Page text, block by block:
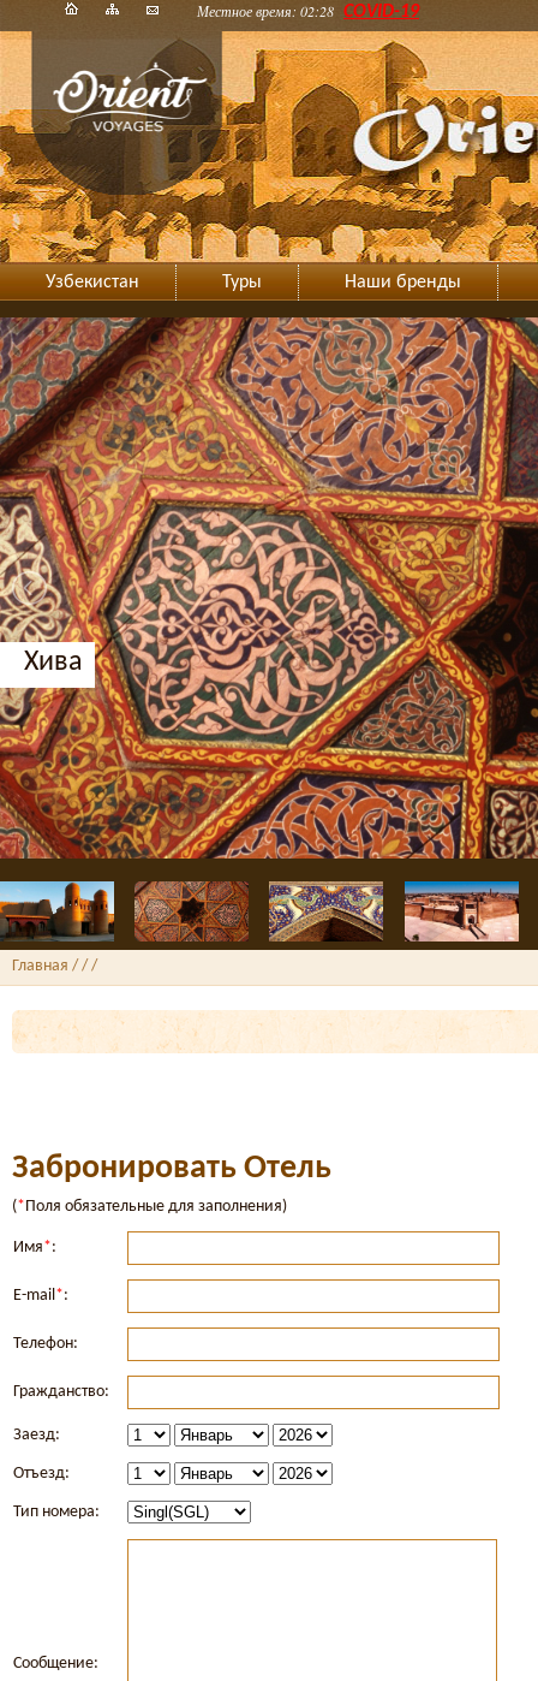
Местное время: 02:28 COVID-19
Узбекистан Туры Наши бренды
Бухара, Медресе Нодир Диван-Беги
Главная / / /
Забронировать Отель
(*Поля обязательные для заполнения)
Имя*:
E-mail*:
Телефон:
Гражданство:
Заезд:
Отъезд:
Тип номера:
Сообщение: